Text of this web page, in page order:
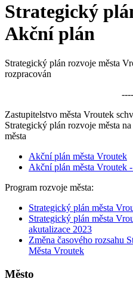
Strategický
Akční plán
Strategický plán rozvoje města
rozpracován
Zastupitelstvo města Vroutek
Strategický plán rozvoje města
města
Akční plán města Vroutek
Akční plán města Vroutek
Program rozvoje města:
Strategický plán města
Strategický plán města
akutalizace 2023
Změna časového rozsahu
Města Vroutek
Město